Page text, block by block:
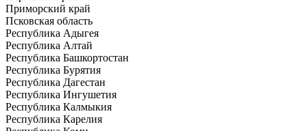
Приморский край
Псковская область
Республика Адыгея
Республика Алтай
Республика Башкортостан
Республика Бурятия
Республика Дагестан
Республика Ингушетия
Республика Калмыкия
Республика Карелия